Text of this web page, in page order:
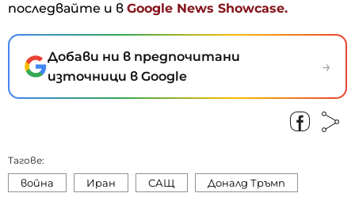
последвайте и в Google News Showcase.
Добави ни в предпочитани
източници в Google
→
Тагове:
война Иран САЩ Доналд Тръмп